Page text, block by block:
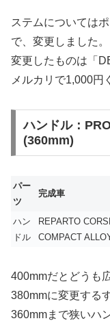
ステムについては
で、変更しました。
変更したものは「
メルカリで1,000円
ハンドル：
(360mm)
パー
ツ
完成車
ハン
ドル
REPARTO
COMPACT
400mmだとどうも
380mmに変更する
360mmまで狭いハ